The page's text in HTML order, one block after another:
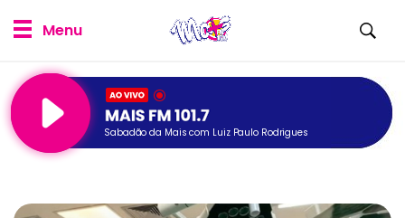
Sabadão da Mais com Luiz Paulo Rodrigues